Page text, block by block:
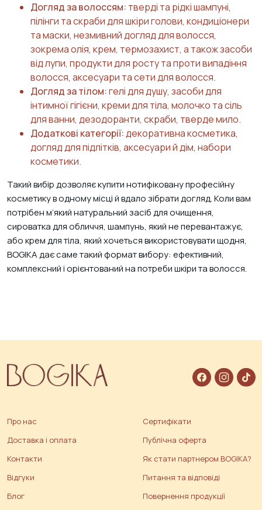
Догляд за волоссям: тверді та рідкі шампуні,
пілінги та скраби для шкіри голови, кондиціонери
та маски, незмивний догляд для волосся,
зокрема олія, крем, термозахист, а також засоби
від лупи, продукти для росту та проти випадіння
волосся, аксесуари та сети для волосся.
Догляд за тілом:гелі для душу, засоби для
інтимної гігієни, креми для тіла, молочко та сіль
для ванни, дезодоранти, скраби, тверде мило.
Додаткові категорії:декоративна косметика,
догляд для підлітків, аксесуари й дім, набори
косметики.
Такий вибір дозволяє купити нотифіковану професійну
косметику в одному місці й вдало зібрати догляд. Коли вам
потрібен м’який натуральний засіб для очищення,
сироватка для обличчя, шампунь, який не перевантажує,
або крем для тіла, який хочеться використовувати щодня,
BOGIKA дає саме такий формат вибору: ефективний,
комплексний і орієнтований на потреби шкіри та волосся.
Про нас
Доставка і оплата
Контакти
Відгуки
Блог
Сертифікати
Публічна оферта
Як стати партнером BOGIKA?
Питання та відповіді
Повернення продукції